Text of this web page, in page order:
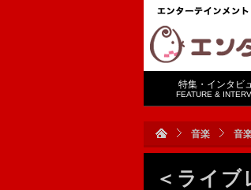
特集・インタビ
FEATURE &
音楽 音
＜ライ